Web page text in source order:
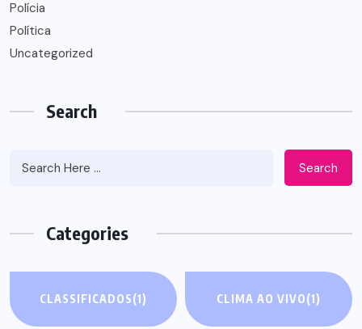
Polícia
Política
Uncategorized
Search
Search
Categories
CLASSIFICADOS(1) CLIMA AO VIVO(1)